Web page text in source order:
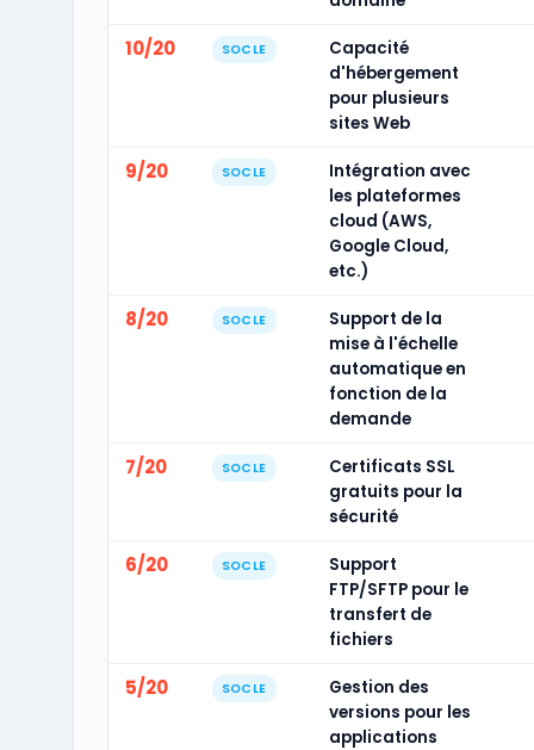
10/20 SOCLE
Capacité
d'hébergement
pour plusieurs
sites Web
9/20 SOCLE
Intégration avec
les plateformes
cloud (AWS,
Google Cloud,
etc.)
8/20 SOCLE
Support de la
mise à l'échelle
automatique en
fonction de la
demande
7/20 SOCLE
Certificats SSL
gratuits pour la
sécurité
6/20 SOCLE
Support
FTP/SFTP pour le
transfert de
fichiers
5/20 SOCLE
Gestion des
versions pour les
applications